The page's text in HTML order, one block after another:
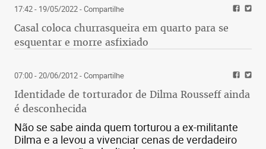
17:42 - 19/05/2022- Compartilhe
Casal coloca churrasqueira em quarto para se
esquentar e morre asfixiado
07:00 - 20/06/2012- Compartilhe
Identidade de torturador de Dilma Rousseff ainda
é desconhecida
Não se sabe ainda quem torturou a ex-militante
Dilma e a levou a vivenciar cenas de verdadeiro